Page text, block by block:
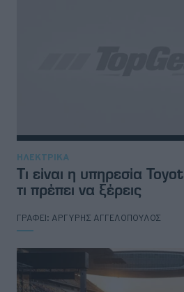
ΗΛΕΚΤΡΙΚΑ
Τι είναι η υπηρεσία
τι πρέπει να ξέρεις
ΓΡΑΦΕΙ: ΑΡΓΥΡΗΣ ΑΓΓΕΛΟΠΟΥΛΟΣ